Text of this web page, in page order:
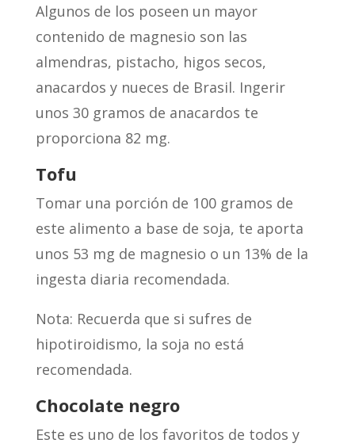
Algunos de los poseen un mayor
contenido de magnesio son las
almendras, pistacho, higos secos,
anacardos y nueces de Brasil. Ingerir
unos 30 gramos de anacardos te
proporciona 82 mg.
Tofu
Tomar una porción de 100 gramos de
este alimento a base de soja, te aporta
unos 53 mg de magnesio o un 13% de la
ingesta diaria recomendada.
Nota: Recuerda que si sufres de
hipotiroidismo, la soja no está
recomendada.
Chocolate negro
Este es uno de los favoritos de todos y